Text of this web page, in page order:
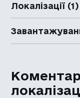
Локалізації (1)